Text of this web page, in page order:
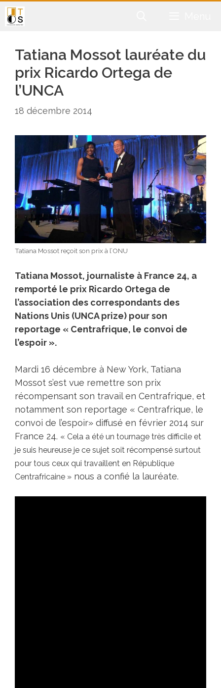
Aller
au
Tatiana Mossot lauréate du
prix Ricardo Ortega de
l’UNCA
18 décembre 2014
Tatiana Mossot reçoit son prix à l’ONU
Tatiana Mossot, journaliste à France 24, a
remporté le prix Ricardo Ortega de
l’association des correspondants des
Nations Unis (UNCA prize) pour son
reportage « Centrafrique, le convoi de
l’espoir ».
Mardi 16 décembre à New York, Tatiana
Mossot s’est vue remettre son prix
récompensant son travail en Centrafrique, et
notamment son reportage « Centrafrique, le
convoi de l’espoir» diffusé en février 2014 sur
France 24. « Cela a été un tournage très difficile et
je suis heureuse je ce sujet soit récompensé surtout
pour tous ceux qui travaillent en République
Centrafricaine » nous a confié la lauréate.